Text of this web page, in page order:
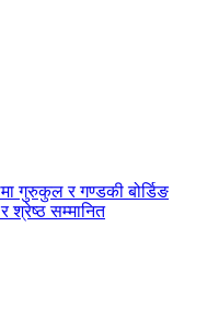
गुरुकुल र गण्डकी बोर्डिङ
श्रेष्ठ सम्मानित